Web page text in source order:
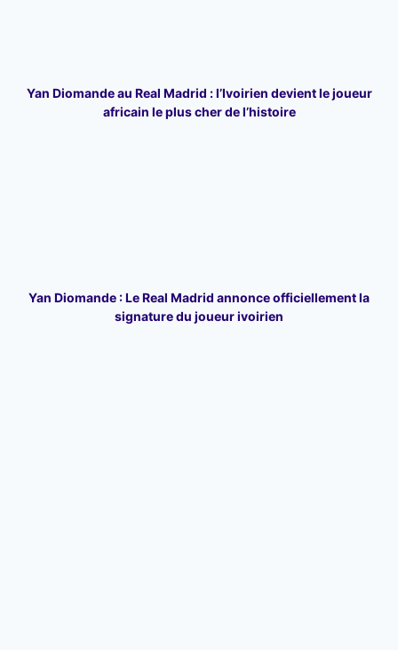
Yan Diomande au Real Madrid : l’Ivoirien devient le joueur
africain le plus cher de l’histoire
Yan Diomande : Le Real Madrid annonce officiellement la
signature du joueur ivoirien